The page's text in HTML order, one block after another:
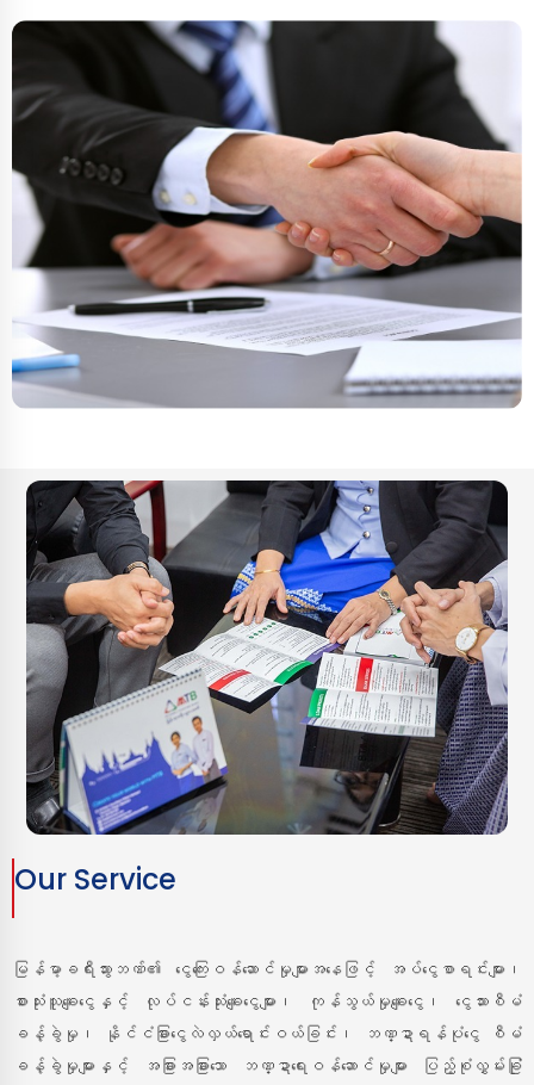
Our Service
မြန်မာ့ခရီးသွားဘဏ်၏ ငွေကြေးဝန်ဆောင်မှုများအနေဖြင့် အပ်ငွေစာရင်းများ၊
စားသုံးသူချေးငွေနှင့် လုပ်ငန်းသုံးချေးငွေများ၊ ကုန်သွယ်မှုချေးငွေ၊ ငွေသားစီမံ
ခန့်ခွဲမှု၊ နိုင်ငံခြားငွေလဲလှယ်ရောင်းဝယ်ခြင်း၊ ဘဏ္ဍာရန်ပုံငွေ စီမံ
ခန့်ခွဲမှုများနှင့် အခြားအခြားသော ဘဏ္ဍာရေးဝန်ဆောင်မှုများ ပြည့်စုံလွှမ်းခြုံ